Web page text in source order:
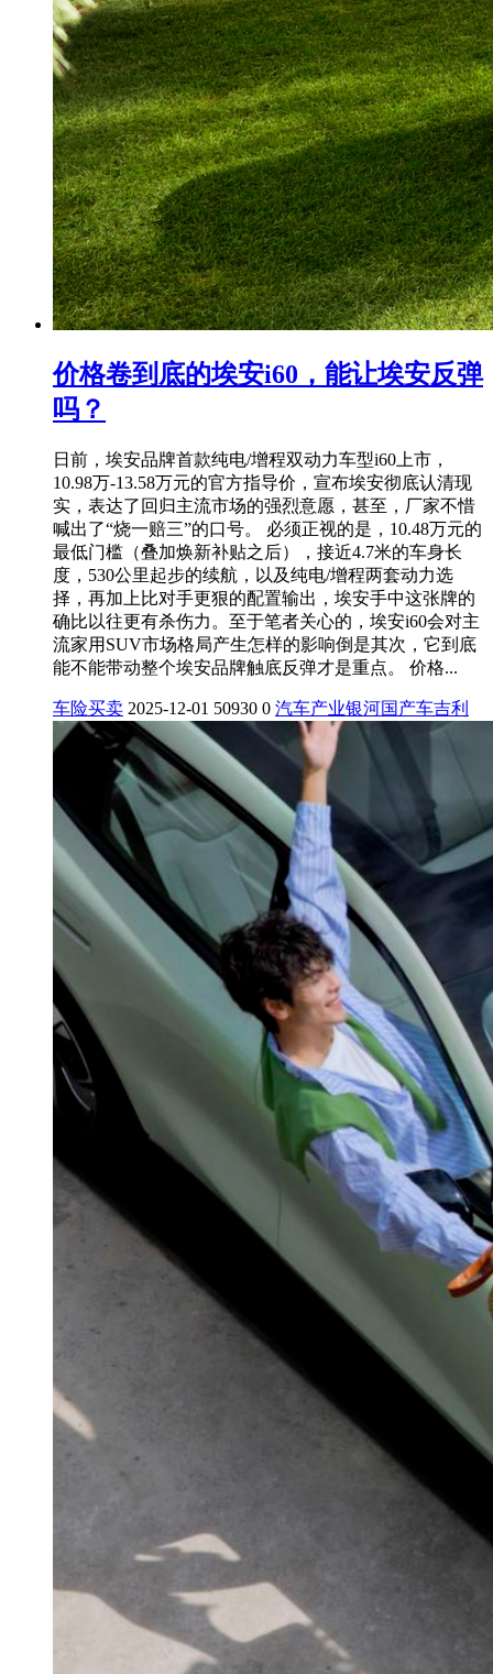
价格卷到底的埃安i60，能让埃安反弹
吗？
日前，埃安品牌首款纯电/增程双动力车型i60上市，
10.98万-13.58万元的官方指导价，宣布埃安彻底认清现
实，表达了回归主流市场的强烈意愿，甚至，厂家不惜
喊出了“烧一赔三”的口号。 必须正视的是，10.48万元的
最低门槛（叠加焕新补贴之后），接近4.7米的车身长
度，530公里起步的续航，以及纯电/增程两套动力选
择，再加上比对手更狠的配置输出，埃安手中这张牌的
确比以往更有杀伤力。至于笔者关心的，埃安i60会对主
流家用SUV市场格局产生怎样的影响倒是其次，它到底
能不能带动整个埃安品牌触底反弹才是重点。 价格...
车险买卖 2025-12-01 50930 0 汽车产业银河国产车吉利